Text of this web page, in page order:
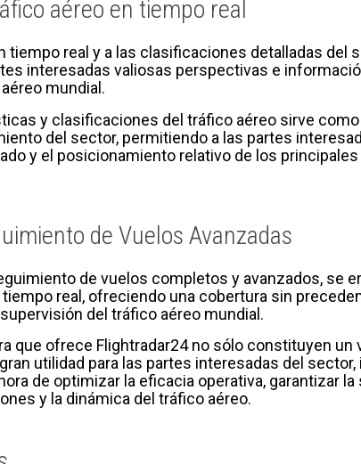
aéreo en tiempo real
real y a las clasificaciones detalladas del
interesadas valiosas perspectivas e
mundial.
y clasificaciones del tráfico aéreo sirve
del sector, permitiendo a las partes
y el posicionamiento relativo de los
de Vuelos Avanzadas
de vuelos completos y avanzados, se
real, ofreciendo una cobertura sin
del tráfico aéreo mundial.
que ofrece Flightradar24 no sólo constituyen un
utilidad para las partes interesadas del
de optimizar la eficacia operativa, garantizar
y la dinámica del tráfico aéreo.